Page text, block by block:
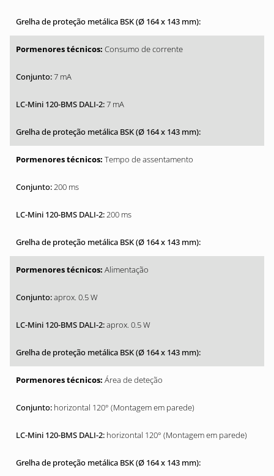
Consumo de corrente
7 mA
7 mA
Tempo de assentamento
200 ms
200 ms
Alimentação
aprox. 0.5 W
aprox. 0.5 W
Área de deteção
horizontal 120° (Montagem em parede)
horizontal 120° (Montagem em parede)